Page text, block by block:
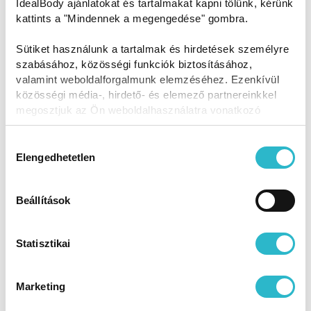
IdealBody ajánlatokat és tartalmakat kapni tőlünk, kérünk
kattints a "Mindennek a megengedése" gombra.
Sütiket használunk a tartalmak és hirdetések személyre
szabásához, közösségi funkciók biztosításához,
valamint weboldalforgalmunk elemzéséhez. Ezenkívül
közösségi média-, hirdető- és elemező partnereinkkel
megosztjuk az Ön weboldalhasználatra vonatkozó
adatait, akik kombinálhatják az adatokat más olyan
Ön által használt más szolgáltatásokból gyűjtöttek.
kiválasztása
Elengedhetetlen
Beállítások
Statisztikai
Marketing
30 napos étrend: Diétás
receptek 180 cm feletti
magassághoz
4 500 Ft
KOSÁRBA